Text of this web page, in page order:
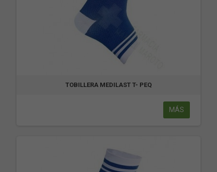
TOBILLERA MEDILAST T- PEQ
MÁS